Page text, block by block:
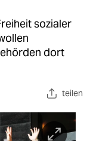
sozialer
dort
teilen